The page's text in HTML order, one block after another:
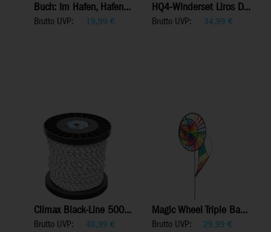
Buch: Im Hafen, Hafen...
Brutto UVP: 19,99 €
HQ4-Winderset Liros D...
Brutto UVP: 34,99 €
Climax Black-Line 500...
Brutto UVP: 46,99 €
Magic Wheel Triple Ba...
Brutto UVP: 29,99 €